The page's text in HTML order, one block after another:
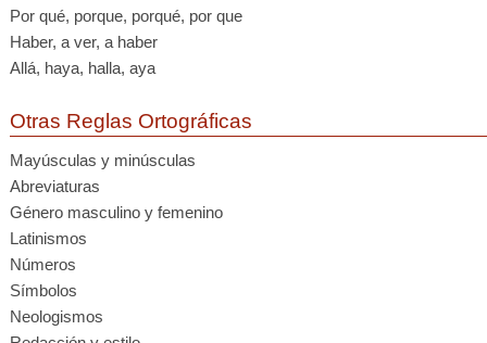
Por qué, porque, porqué, por que
Haber, a ver, a haber
Allá, haya, halla, aya
Otras Reglas Ortográficas
Mayúsculas y minúsculas
Abreviaturas
Género masculino y femenino
Latinismos
Números
Símbolos
Neologismos